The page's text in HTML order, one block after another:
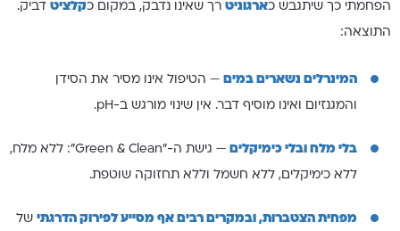
הפחמתי כך שיתגבש כארגוניט רך שאינו נדבק, במקום כקלציט דביק.
התוצאה:
המינרלים נשארים במים — הטיפול אינו מסיר את הסידן
והמגנזיום ואינו מוסיף דבר. אין שינוי מורגש ב-pH.
בלי מלח ובלי כימיקלים — גישת ה-"Green & Clean": ללא מלח,
ללא כימיקלים, ללא חשמל וללא תחזוקה שוטפת.
מפחית הצטברות, ובמקרים רבים אף מסייע לפירוק הדרגתי של